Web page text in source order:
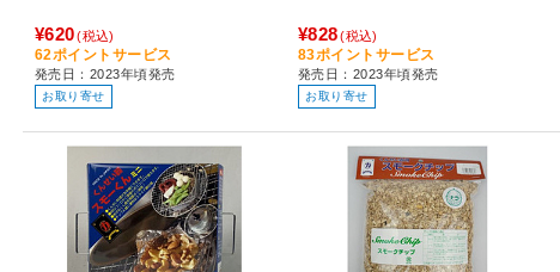
¥620 (税込)
62ポイントサービス
発売日：2023年頃発売
お取り寄せ
¥828 (税込)
83ポイントサービス
発売日：2023年頃発売
お取り寄せ